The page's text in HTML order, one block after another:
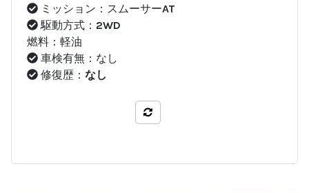
ミッション：スムーサーAT
駆動方式： 2WD
燃料：軽油
車検有無：なし
修復歴： なし
比較する